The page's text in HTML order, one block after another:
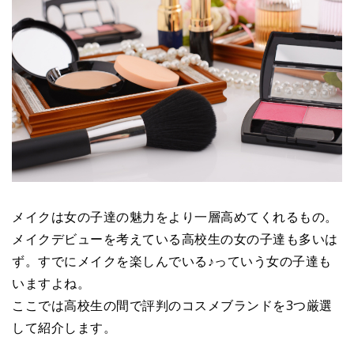
メイクは女の子達の魅力をより一層高めてくれるもの。
メイクデビューを考えている高校生の女の子達も多いは
ず。すでにメイクを楽しんでいる♪っていう女の子達も
いますよね。
ここでは高校生の間で評判のコスメブランドを3つ厳選
して紹介します。